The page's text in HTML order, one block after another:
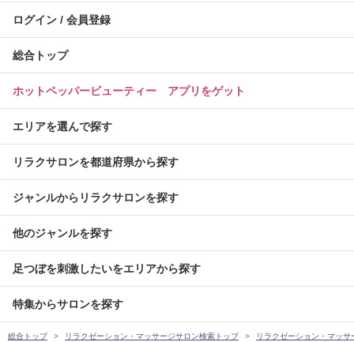
ログイン / 会員登録
総合トップ
ホットペッパービューティー アプリをゲット
エリアを選んで探す
リラクサロンを都道府県から探す
ジャンルからリラクサロンを探す
他のジャンルを探す
足つぼを刺激したいをエリアから探す
特集からサロンを探す
総合トップ リラクゼーション・マッサージサロン検索トップ リラクゼーション・マッ